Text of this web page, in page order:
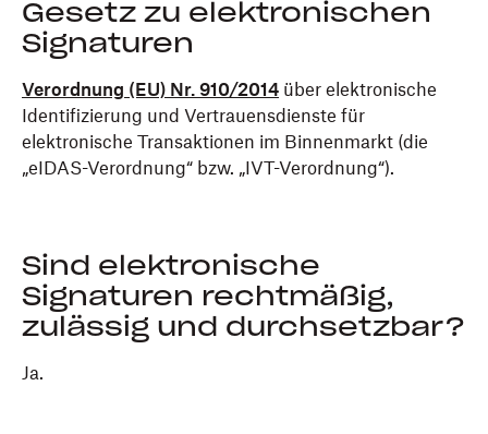
Gesetz zu elektronischen
Signaturen
Verordnung (EU) Nr. 910/2014 über elektronische
Identifizierung und Vertrauensdienste für
elektronische Transaktionen im Binnenmarkt (die
„eIDAS-Verordnung“ bzw. „IVT-Verordnung“).
Sind elektronische
Signaturen rechtmäßig,
zulässig und durchsetzbar?
Ja.